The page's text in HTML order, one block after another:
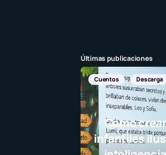
Últimas publicaciones
Cuentos Descarga
Cómo
infantiles